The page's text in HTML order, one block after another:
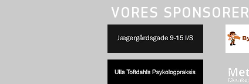
VORES SPONSORER